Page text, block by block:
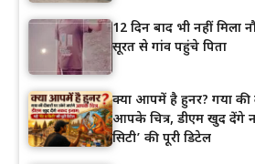
12 दिन बाद भी नहीं
सूरत से गांव पहुंचे पिता
क्या आपमें है हुनर? गया की
आपके चित्र, डीएम खुद देंगे
सिटी’ की पूरी डिटेल